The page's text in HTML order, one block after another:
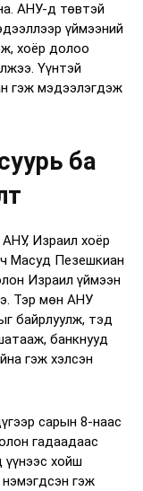
АНУ-д төвтэй
үймээний
хоёр долоо
Үүнтэй
гэж мэдээлэгдэж
ба
Израил хоёр
Масуд Пезешкиан
Израил үймээн
Тэр мөн АНУ
байрлуулж, тэд
банкнууд
гэж хэлсэн
сарын 8-наас
гадаадаас
үүнээс хойш
гэж